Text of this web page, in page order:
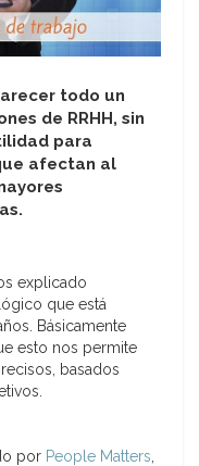
todo un
de RRHH, sin
para
afectan al
explicado
que está
Básicamente
esto nos permite
basados
por People Matters